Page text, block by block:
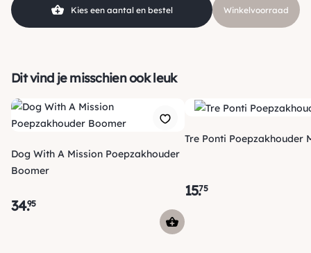
Kies een aantal en bestel Winkelvoorraad
Dit vind je misschien ook leuk
Dog With A Mission Poepzakhouder
Boomer
34.95
Tre Ponti Poepzakhouder
15.75